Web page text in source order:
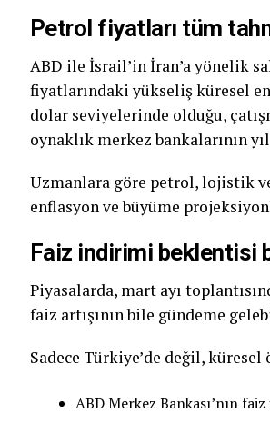
Petrol fiyatları tüm
ABD ile İsrail’in İran’a yönelik
fiyatlarındaki yükseliş küresel
dolar seviyelerinde olduğu,
oynaklık merkez bankalarının
Uzmanlara göre petrol, lojistik
enflasyon ve büyüme
Faiz indirimi beklentisi
Piyasalarda, mart ayı
faiz artışının bile gündeme
Sadece Türkiye’de değil,
ABD Merkez Bankası’nın